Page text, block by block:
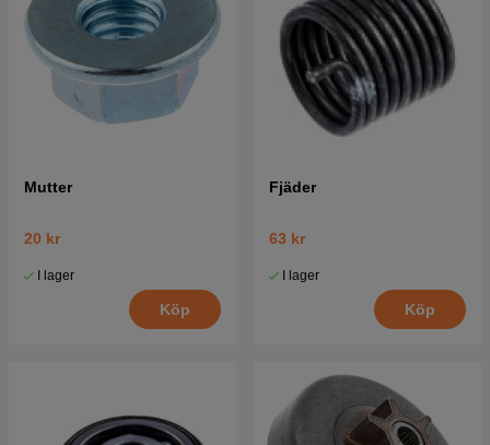
Mutter
20 kr
I lager
Köp
Fjäder
63 kr
I lager
Köp